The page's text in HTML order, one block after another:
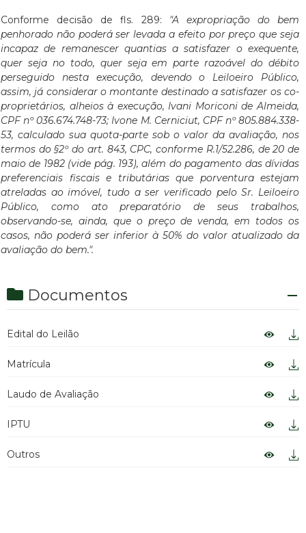
Conforme decisão de fls. 289: "A expropriação do bem
penhorado não poderá ser levada a efeito por preço que seja
incapaz de remanescer quantias a satisfazer o exequente,
quer seja no todo, quer seja em parte razoável do débito
perseguido nesta execução, devendo o Leiloeiro Público,
assim, já considerar o montante destinado a satisfazer os co-
proprietários, alheios à execução, Ivani Moriconi de Almeida,
CPF nº 036.674.748-73; Ivone M. Cerniciut, CPF nº 805.884.338-
53, calculado sua quota-parte sob o valor da avaliação, nos
termos do §2º do art. 843, CPC, conforme R.1/52.286, de 20 de
maio de 1982 (vide pág. 193), além do pagamento das dívidas
preferenciais fiscais e tributárias que porventura estejam
atreladas ao imóvel, tudo a ser verificado pelo Sr. Leiloeiro
Público, como ato preparatório de seus trabalhos,
observando-se, ainda, que o preço de venda, em todos os
casos, não poderá ser inferior à 50% do valor atualizado da
avaliação do bem.".
Documentos
Edital do Leilão
Matrícula
Laudo de Avaliação
IPTU
Outros